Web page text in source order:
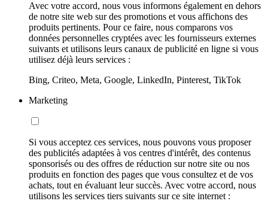
Avec votre accord, nous vous informons également en dehors
de notre site web sur des promotions et vous affichons des
produits pertinents. Pour ce faire, nous comparons vos
données personnelles cryptées avec les fournisseurs externes
suivants et utilisons leurs canaux de publicité en ligne si vous
utilisez déjà leurs services :
Bing, Criteo, Meta, Google, LinkedIn, Pinterest, TikTok
Marketing
Si vous acceptez ces services, nous pouvons vous proposer
des publicités adaptées à vos centres d'intérêt, des contenus
sponsorisés ou des offres de réduction sur notre site ou nos
produits en fonction des pages que vous consultez et de vos
achats, tout en évaluant leur succès. Avec votre accord, nous
utilisons les services tiers suivants sur ce site internet :